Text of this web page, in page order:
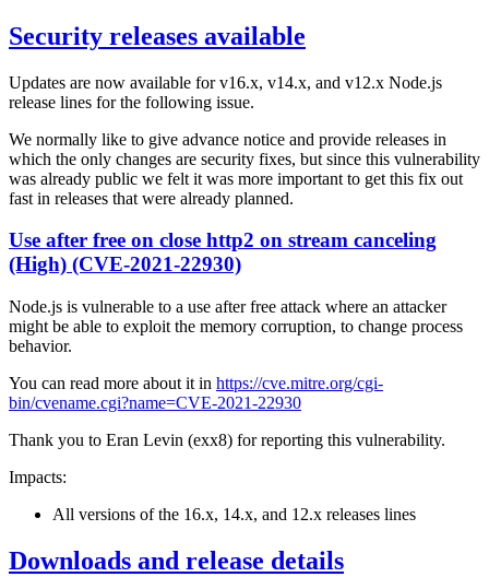
Security releases available
Updates are now available for v16.x, v14.x, and v12.x Node.js
release lines for the following issue.
We normally like to give advance notice and provide releases in
which the only changes are security fixes, but since this vulnerability
was already public we felt it was more important to get this fix out
fast in releases that were already planned.
Use after free on close http2 on stream canceling
(High) (CVE-2021-22930)
Node.js is vulnerable to a use after free attack where an attacker
might be able to exploit the memory corruption, to change process
behavior.
You can read more about it in https://cve.mitre.org/cgi-
bin/cvename.cgi?name=CVE-2021-22930
Thank you to Eran Levin (exx8) for reporting this vulnerability.
Impacts:
All versions of the 16.x, 14.x, and 12.x releases lines
Downloads and release details